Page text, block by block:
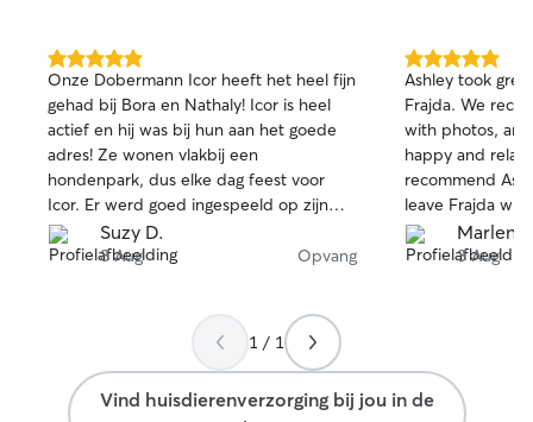
5.0
van
5
sterren
Onze Dobermann Icor heeft het heel fijn
gehad bij Bora en Nathaly! Icor is heel
actief en hij was bij hun aan het goede
adres! Ze wonen vlakbij een
hondenpark, dus elke dag feest voor
Icor. Er werd goed ingespeeld op zijn
behoeftes en we ontvingen regelmatig
updates. Icor komt hier graag terug:-)
Suzy D.
8 Aug Opvang
5.0
van
5
sterren
Ashley took
Frajda. We
with photos,
happy and
recommend
leave Frajda
Marlena
3 Aug
1 / 1
Vind huisdierenverzorging bij jou in de